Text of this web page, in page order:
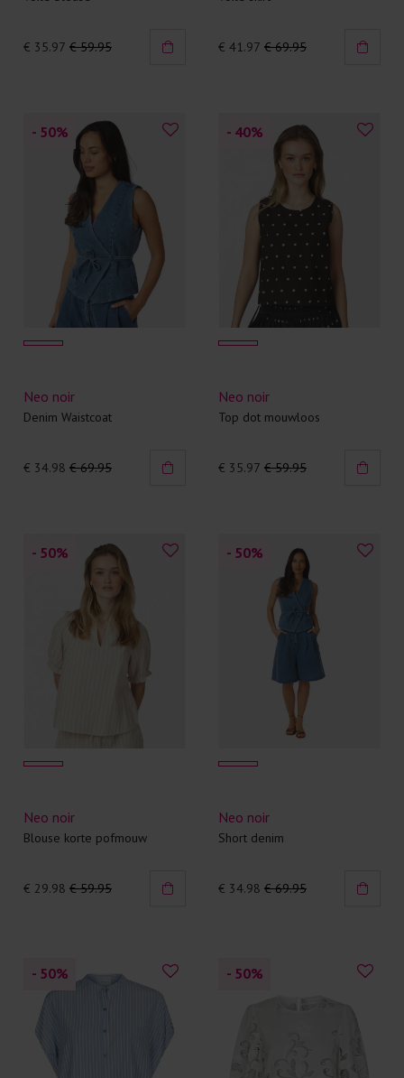
€ 35.97 € 59.95 € 41.97 € 69.95
- 50%
Neo noir
Denim Waistcoat
€ 34.98 € 69.95
- 40%
Neo noir
Top dot mouwloos
€ 35.97 € 59.95
- 50%
Neo noir
Blouse korte pofmouw
€ 29.98 € 59.95
- 50%
Neo noir
Short denim
€ 34.98 € 69.95
- 50% - 50%